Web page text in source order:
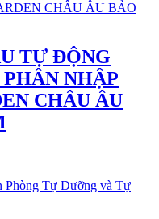
TỰ ĐỘNG
NHẬP
CHÂU ÂU